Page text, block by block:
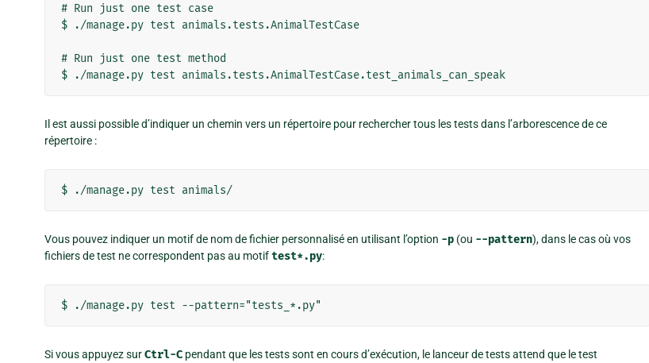
# Run just one test case
$ ./manage.py test animals.tests.AnimalTestCase
# Run just one test method
Il est aussi possible d’indiquer un chemin vers un répertoire pour rechercher tous les tests dans l’arborescence de ce
répertoire :
Vous pouvez indiquer un motif de nom de fichier personnalisé en utilisant l’option -p (ou --pattern), dans le cas où vos
fichiers de test ne correspondent pas au motiftest*.py:
Si vous appuyez surCtrl-C pendant que les tests sont en cours d’exécution, le lanceur de tests attend que le test